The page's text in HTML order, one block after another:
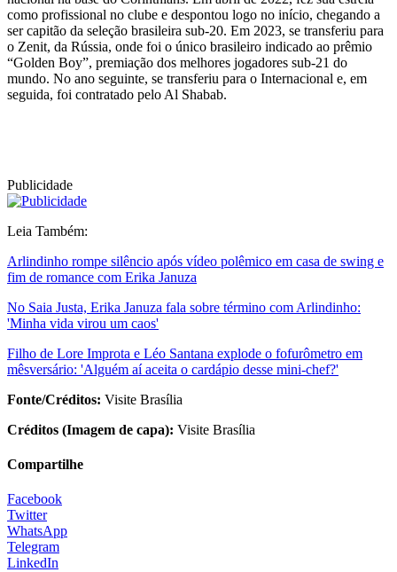
como profissional no clube e despontou logo no início, chegando a
ser capitão da seleção brasileira sub-20. Em 2023, se transferiu para
o Zenit, da Rússia, onde foi o único brasileiro indicado ao prêmio
“Golden Boy”, premiação dos melhores jogadores sub-21 do
mundo. No ano seguinte, se transferiu para o Internacional e, em
seguida, foi contratado pelo Al Shabab.
Publicidade
Leia Também:
Arlindinho rompe silêncio após vídeo polêmico em casa de swing e
fim de romance com Erika Januza
No Saia Justa, Erika Januza fala sobre término com Arlindinho:
'Minha vida virou um caos'
Filho de Lore Improta e Léo Santana explode o fofurômetro em
mêsversário: 'Alguém aí aceita o cardápio desse mini-chef?'
Fonte/Créditos: Visite Brasília
Créditos (Imagem de capa): Visite Brasília
Compartilhe
Facebook
Twitter
WhatsApp
Telegram
LinkedIn